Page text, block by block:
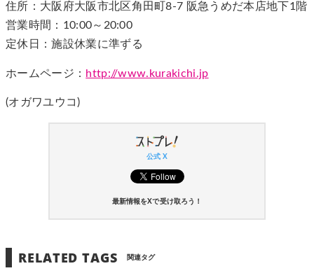
住所：大阪府大阪市北区角田町8-7 阪急うめだ本店地下1階
営業時間：10:00～20:00
定休日：施設休業に準ずる
ホームページ： http://www.kurakichi.jp
(オガワユウコ)
公式 X
最新情報をXで受け取ろう！
RELATED TAGS 関連タグ